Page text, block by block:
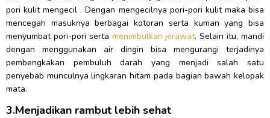
pori kulit mengecil . Dengan mengecilnya pori-pori kulit maka bisa
mencegah masuknya berbagai kotoran serta kuman yang bisa
menyumbat pori-pori serta menimbulkan jerawat. Selain itu, mandi
dengan menggunakan air dingin bisa mengurangi terjadinya
pembengkakan pembuluh darah yang menjadi salah satu
penyebab munculnya lingkaran hitam pada bagian bawah kelopak
mata.
3.Menjadikan rambut lebih sehat